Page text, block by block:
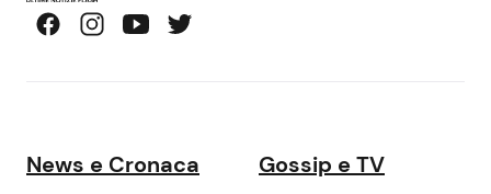
News e Cronaca Gossip e TV